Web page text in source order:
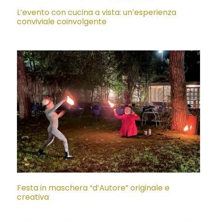
L’evento con cucina a vista: un’esperienza
conviviale coinvolgente
Festa in maschera “d’Autore” originale e
creativa